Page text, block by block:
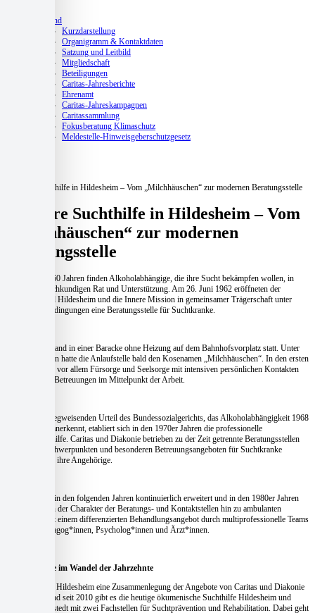
Verband
Kurzdarstellung
Organigramm & Kontaktdaten
Satzung und Leitbild
Mitgliedschaft
Beteiligungen
Caritas-Jahresberichte
Ehrenamt
Caritas-Jahreskampagnen
Caritassammlung
Fokusberatung Klimaschutz
Meldestelle-Hinweisgeberschutzgesetz
60 Jahre Suchthilfe in Hildesheim – Vom „Milchhäuschen“ zur modernen Beratungsstelle
60 Jahre Suchthilfe in Hildesheim – Vom
„Milchhäuschen“ zur modernen
Beratungsstelle
Seit nunmehr 60 Jahren finden Alkoholabhängige, die ihre Sucht bekämpfen wollen, in
Hildesheim fachkundigen Rat und Unterstützung. Am 26. Juni 1962 eröffneten der
Caritasverband Hildesheim und die Innere Mission in gemeinsamer Trägerschaft unter
einfachsten Bedingungen eine Beratungsstelle für Suchtkranke.
Die Beratung fand in einer Baracke ohne Heizung auf dem Bahnhofsvorplatz statt. Unter
den Betroffenen hatte die Anlaufstelle bald den Kosenamen „Milchhäuschen“. In den ersten
Jahren standen vor allem Fürsorge und Seelsorge mit intensiven persönlichen Kontakten
und Einzelfall-Betreuungen im Mittelpunkt der Arbeit.
Nach einem wegweisenden Urteil des Bundessozialgerichts, das Alkoholabhängigkeit 1968
als Krankheit anerkennt, etabliert sich in den 1970er Jahren die professionelle
Suchtkrankenhilfe. Caritas und Diakonie betrieben zu der Zeit getrennte Beratungsstellen
mit eigenen Schwerpunkten und besonderen Betreuungsangeboten für Suchtkranke
Menschen und ihre Angehörige.
Diese wurden in den folgenden Jahren kontinuierlich erweitert und in den 1980er Jahren
veränderte sich der Charakter der Beratungs- und Kontaktstellen hin zu ambulanten
Fachstellen mit einem differenzierten Behandlungsangebot durch multiprofessionelle Teams
von Sozialpädagog*innen, Psycholog*innen und Ärzt*innen.
Die Suchthilfe im Wandel der Jahrzehnte
2009 wurde in Hildesheim eine Zusammenlegung der Angebote von Caritas und Diakonie
beschlossen und seit 2010 gibt es die heutige ökumenische Suchthilfe Hildesheim und
Suchthilfe Sarstedt mit zwei Fachstellen für Suchtprävention und Rehabilitation. Dabei geht